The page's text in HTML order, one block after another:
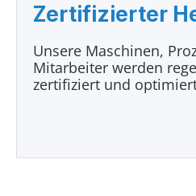
Zertifizierter
Unsere Maschinen,
Mitarbeiter werden
zertifiziert und